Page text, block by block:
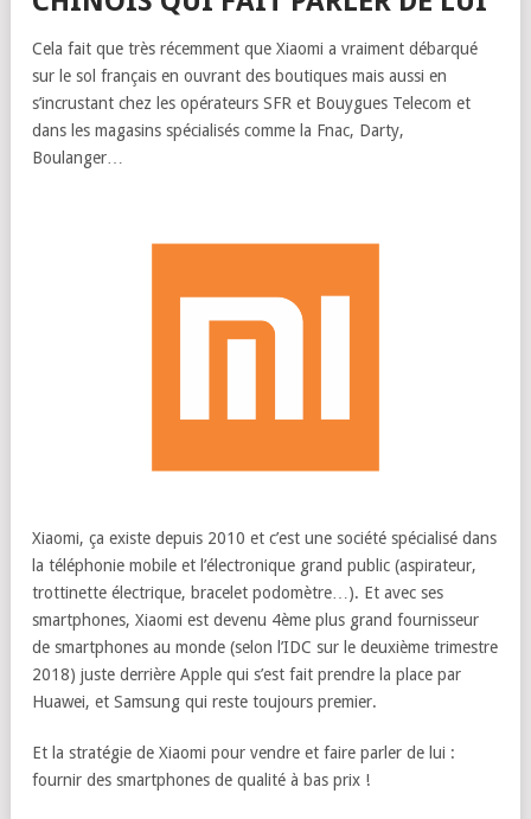
Cela fait que très récemment que Xiaomi a vraiment débarqué
sur le sol français en ouvrant des boutiques mais aussi en
s’incrustant chez les opérateurs SFR et Bouygues Telecom et
dans les magasins spécialisés comme la Fnac, Darty,
Boulanger…
Xiaomi, ça existe depuis 2010 et c’est une société spécialisé dans
la téléphonie mobile et l’électronique grand public (aspirateur,
trottinette électrique, bracelet podomètre…). Et avec ses
smartphones, Xiaomi est devenu 4ème plus grand fournisseur
de smartphones au monde (selon l’IDC sur le deuxième trimestre
2018) juste derrière Apple qui s’est fait prendre la place par
Huawei, et Samsung qui reste toujours premier.
Et la stratégie de Xiaomi pour vendre et faire parler de lui :
fournir des smartphones de qualité à bas prix !